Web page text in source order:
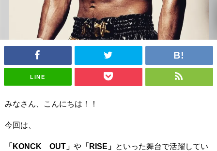
LINE
みなさん、こんにちは！！
今回は、
「KONCK OUT」 や 「RISE」
といった舞台で活躍してい